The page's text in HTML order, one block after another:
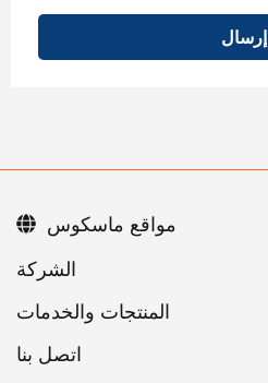
إرسال
اتصل بنا
مواقع ماسكوس